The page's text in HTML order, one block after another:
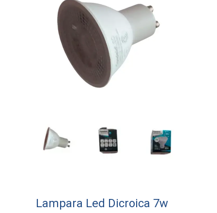
Lampara Led Dicroica 7w